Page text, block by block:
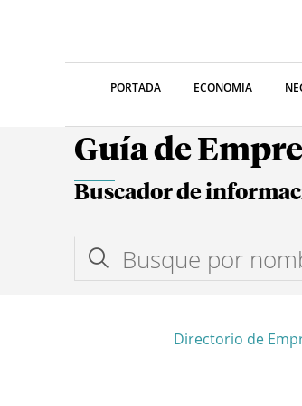
PORTADA ECONOMIA
Guía de
Buscador de
Directorio de